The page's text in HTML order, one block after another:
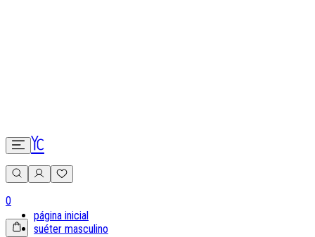
0
página inicial
suéter masculino